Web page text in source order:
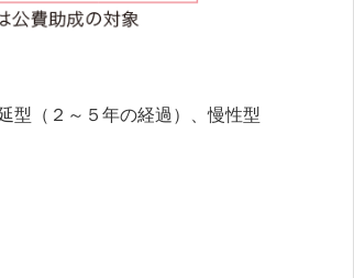
型（２～５年の経過）、慢性型